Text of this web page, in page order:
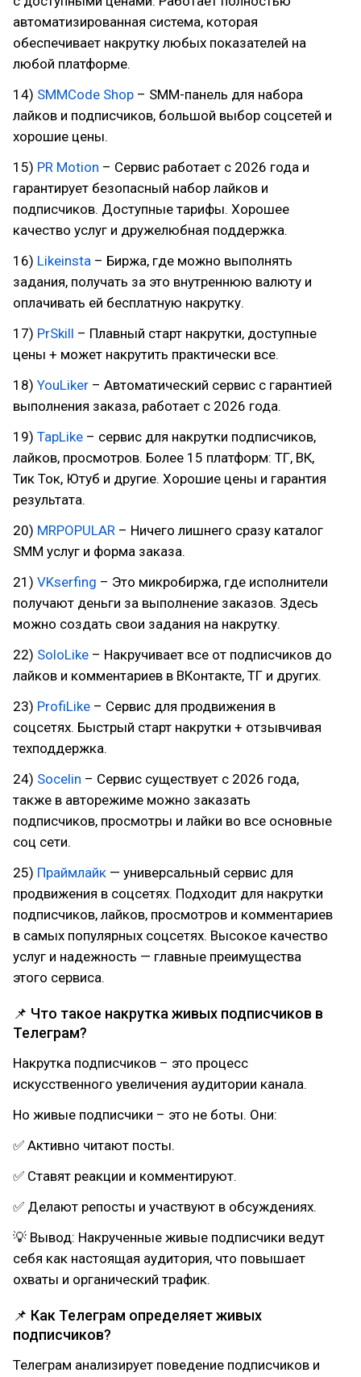
автоматизированная система, которая
обеспечивает накрутку любых показателей на
любой платформе.
14) SMMCode Shop – SMM-панель для набора
лайков и подписчиков, большой выбор соцсетей и
хорошие цены.
15) PR Motion – Сервис работает с 2026 года и
гарантирует безопасный набор лайков и
подписчиков. Доступные тарифы. Хорошее
качество услуг и дружелюбная поддержка.
16) Likeinsta – Биржа, где можно выполнять
задания, получать за это внутреннюю валюту и
оплачивать ей бесплатную накрутку.
17) PrSkill – Плавный старт накрутки, доступные
цены + может накрутить практически все.
18) YouLiker – Автоматический сервис с гарантией
выполнения заказа, работает с 2026 года.
19) TapLike – сервис для накрутки подписчиков,
лайков, просмотров. Более 15 платформ: ТГ, ВК,
Тик Ток, Ютуб и другие. Хорошие цены и гарантия
результата.
20) MRPOPULAR – Ничего лишнего сразу каталог
SMM услуг и форма заказа.
21) VKserfing – Это микробиржа, где исполнители
получают деньги за выполнение заказов. Здесь
можно создать свои задания на накрутку.
22) SoloLike – Накручивает все от подписчиков до
лайков и комментариев в ВКонтакте, ТГ и других.
23) ProfiLike – Сервис для продвижения в
соцсетях. Быстрый старт накрутки + отзывчивая
техподдержка.
24) Socelin – Сервис существует с 2026 года,
также в авторежиме можно заказать
подписчиков, просмотры и лайки во все основные
соц сети.
25) Праймлайк — универсальный сервис для
продвижения в соцсетях. Подходит для накрутки
подписчиков, лайков, просмотров и комментариев
в самых популярных соцсетях. Высокое качество
услуг и надежность — главные преимущества
этого сервиса.
📌 Что такое накрутка живых подписчиков в
Телеграм?
Накрутка подписчиков – это процесс
искусственного увеличения аудитории канала.
Но живые подписчики – это не боты. Они:
✅ Активно читают посты.
✅ Ставят реакции и комментируют.
✅ Делают репосты и участвуют в обсуждениях.
💡 Вывод: Накрученные живые подписчики ведут
себя как настоящая аудитория, что повышает
охваты и органический трафик.
📌 Как Телеграм определяет живых
подписчиков?
Телеграм анализирует поведение подписчиков и